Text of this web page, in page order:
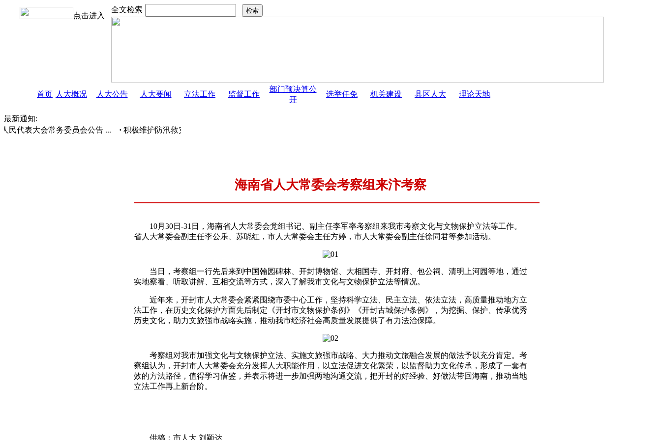
点击进入
全文检索
首页 人大概况 人大公告 人大要闻 立法工作 监督工作
部门预决算公
开
选举任免 机关建设 县区人大 理论天地
最新通知:
民代表大会常务委员会公告 ...
积极维护防汛救灾网络秩序倡议书
海南省人大常委会考察组来汴考察
10月30日-31日，海南省人大常委会党组书记、副主任李军率考察组来我市考察文化与文物保护立法等工作。
省人大常委会副主任李公乐、苏晓红，市人大常委会主任方婷，市人大常委会副主任徐同君等参加活动。
当日，考察组一行先后来到中国翰园碑林、开封博物馆、大相国寺、开封府、包公祠、清明上河园等地，通过
实地察看、听取讲解、互相交流等方式，深入了解我市文化与文物保护立法等情况。
近年来，开封市人大常委会紧紧围绕市委中心工作，坚持科学立法、民主立法、依法立法，高质量推动地方立
法工作，在历史文化保护方面先后制定《开封市文物保护条例》《开封古城保护条例》，为挖掘、保护、传承优秀
历史文化，助力文旅强市战略实施，推动我市经济社会高质量发展提供了有力法治保障。
考察组对我市加强文化与文物保护立法、实施文旅强市战略、大力推动文旅融合发展的做法予以充分肯定。考
察组认为，开封市人大常委会充分发挥人大职能作用，以立法促进文化繁荣，以监督助力文化传承，形成了一套有
效的方法路径，值得学习借鉴，并表示将进一步加强两地沟通交流，把开封的好经验、好做法带回海南，推动当地
立法工作再上新台阶。
供稿：市人大 刘颖达